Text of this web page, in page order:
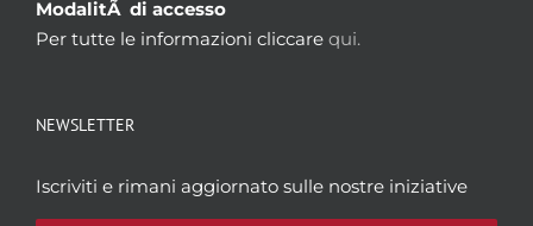
ModalitÃ di accesso
Per tutte le informazioni cliccare qui.
NEWSLETTER
Iscriviti e rimani aggiornato sulle nostre iniziative